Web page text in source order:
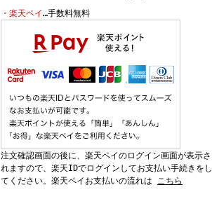
・楽天ペイ…手数料無料
注文確認画面の後に、楽天ペイのログイン画面が表示さ
れますので、楽天IDでログインしてお支払い手続きをし
てください。楽天ペイお支払いの流れは こちら